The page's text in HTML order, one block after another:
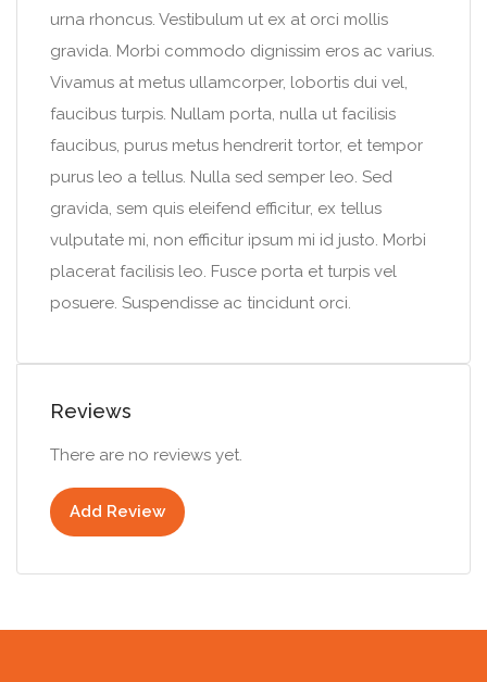
urna rhoncus. Vestibulum ut ex at orci mollis
gravida. Morbi commodo dignissim eros ac varius.
Vivamus at metus ullamcorper, lobortis dui vel,
faucibus turpis. Nullam porta, nulla ut facilisis
faucibus, purus metus hendrerit tortor, et tempor
purus leo a tellus. Nulla sed semper leo. Sed
gravida, sem quis eleifend efficitur, ex tellus
vulputate mi, non efficitur ipsum mi id justo. Morbi
placerat facilisis leo. Fusce porta et turpis vel
posuere. Suspendisse ac tincidunt orci.
Reviews
There are no reviews yet.
Add Review